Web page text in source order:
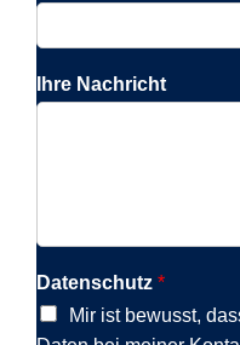
Ihre Nachricht
Datenschutz *
Mir ist bewusst,